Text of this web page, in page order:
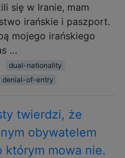
się w Iranie, mam
irańskie i paszport.
mojego irańskiego
…
dual-nationality
denial-of-entry
twierdzi, że
obywatelem
którym mowa nie.